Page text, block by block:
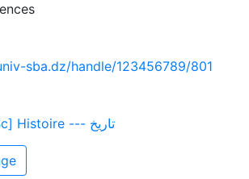
sba.dz/handle/123456789/801
- [ VRPG-Doc-Sc] Histoire --- تاريخ